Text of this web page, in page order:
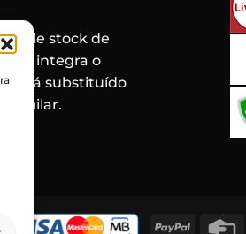
de stock de
que integra o
será substituído
similar.
PayPal